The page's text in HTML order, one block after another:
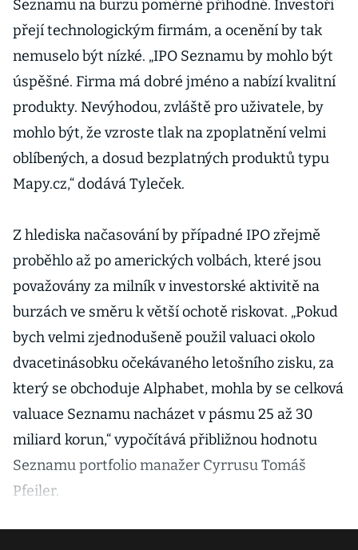
Seznamu na burzu poměrně příhodné. Investoři
přejí technologickým firmám, a ocenění by tak
nemuselo být nízké. „IPO Seznamu by mohlo být
úspěšné. Firma má dobré jméno a nabízí kvalitní
produkty. Nevýhodou, zvláště pro uživatele, by
mohlo být, že vzroste tlak na zpoplatnění velmi
oblíbených, a dosud bezplatných produktů typu
Mapy.cz,“ dodává Tyleček.
Z hlediska načasování by případné IPO zřejmě
proběhlo až po amerických volbách, které jsou
považovány za milník v investorské aktivitě na
burzách ve směru k větší ochotě riskovat. „Pokud
bych velmi zjednodušeně použil valuaci okolo
dvacetinásobku očekávaného letošního zisku, za
který se obchoduje Alphabet, mohla by se celková
valuace Seznamu nacházet v pásmu 25 až 30
miliard korun,“ vypočítává přibližnou hodnotu
Seznamu portfolio manažer Cyrrusu Tomáš
Pfeiler.